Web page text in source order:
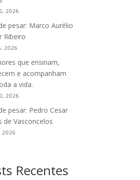
2026
pesar: Marco Aurélio
Ribeiro
2026
que ensinam,
e acompanham
a vida.
2026
pesar: Pedro Cesar
de Vasconcelos
2026
Recentes